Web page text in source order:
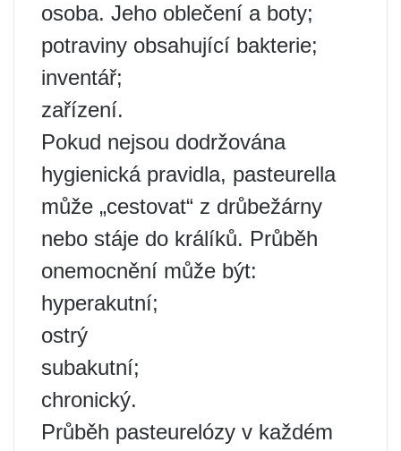
osoba. Jeho oblečení a boty;
potraviny obsahující bakterie;
inventář;
zařízení.
Pokud nejsou dodržována
hygienická pravidla, pasteurella
může „cestovat“ z drůbežárny
nebo stáje do králíků. Průběh
onemocnění může být:
hyperakutní;
ostrý
subakutní;
chronický.
Průběh pasteurelózy v každém